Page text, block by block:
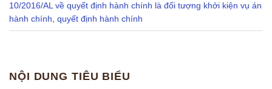
10/2016/AL về quyết định hành chính là đối tượng khởi kiện vụ án
hành chính quyết định hành chính
NỘI DUNG TIÊU BIỂU